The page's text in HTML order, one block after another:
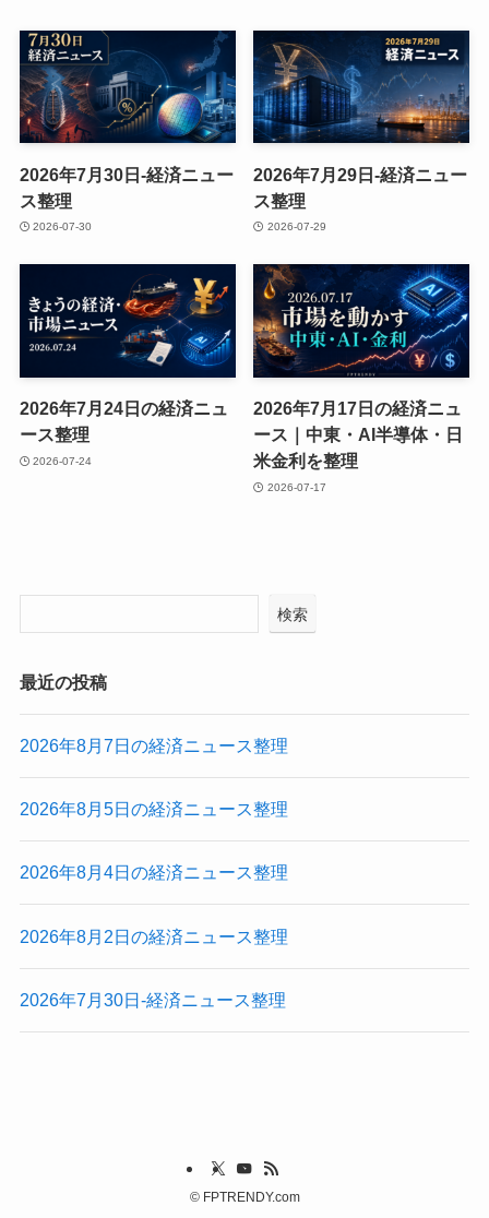
2026年7月30日-経済ニュー
ス整理
2026-07-30
2026年7月29日-経済ニュー
ス整理
2026-07-29
2026年7月24日の経済ニュ
ース整理
2026-07-24
2026年7月17日の経済ニュ
ース｜中東・AI半導体・日
米金利を整理
2026-07-17
検索
最近の投稿
2026年8月7日の経済ニュース整理
2026年8月5日の経済ニュース整理
2026年8月4日の経済ニュース整理
2026年8月2日の経済ニュース整理
2026年7月30日-経済ニュース整理
©FPTRENDY.com